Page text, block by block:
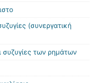
(συνεργατική
συζυγίες των ρημάτων